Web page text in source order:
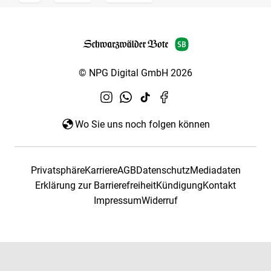
© NPG Digital GmbH 2026
Wo Sie uns noch folgen können
PrivatsphäreKarriereAGBDatenschutzMediadaten
Erklärung zur BarrierefreiheitKündigungKontakt
ImpressumWiderruf